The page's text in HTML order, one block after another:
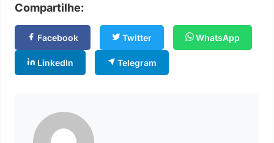
Compartilhe:
Facebook Twitter WhatsApp
LinkedIn Telegram